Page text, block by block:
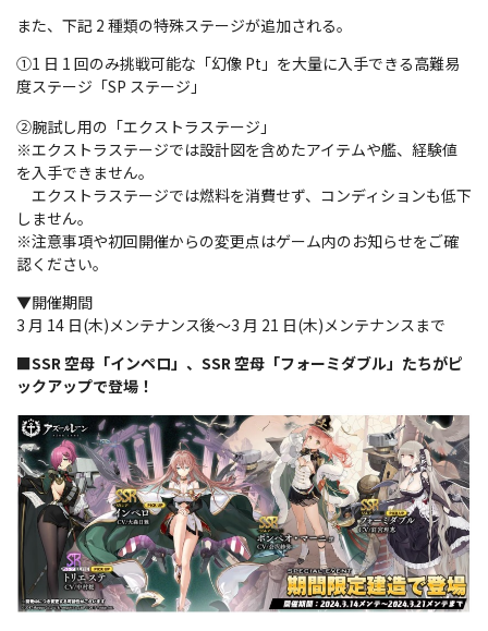
また、下記 2 種類の特殊ステージが追加される。
①1 日 1 回のみ挑戦可能な「幻像 Pt」を大量に入手できる高難易
度ステージ「SP ステージ」
②腕試し用の「エクストラステージ」
※エクストラステージでは設計図を含めたアイテムや艦、経験値
を入手できません。
エクストラステージでは燃料を消費せず、コンディションも低下
しません。
※注意事項や初回開催からの変更点はゲーム内のお知らせをご確
認ください。
▼開催期間
3 月 14 日(木)メンテナンス後～3 月 21 日(木)メンテナンスまで
■SSR 空母「インペロ」、SSR 空母「フォーミダブル」たちがピ
ックアップで登場！